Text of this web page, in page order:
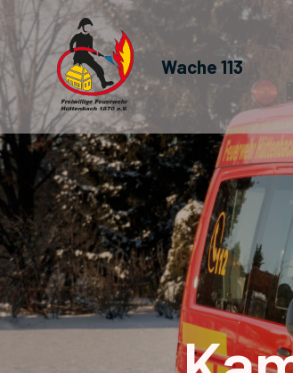
Wache 113